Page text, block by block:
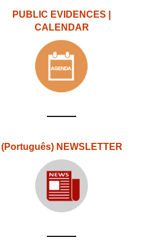
PUBLIC EVIDENCES |
CALENDAR
(Português) NEWSLETTER